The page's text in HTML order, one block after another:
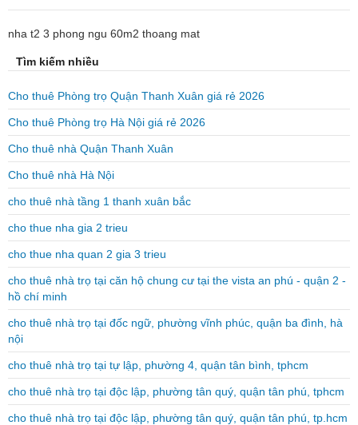
nha t2 3 phong ngu 60m2 thoang mat
Tìm kiếm nhiều
Cho thuê Phòng trọ Quận Thanh Xuân giá rẻ 2026
Cho thuê Phòng trọ Hà Nội giá rẻ 2026
Cho thuê nhà Quận Thanh Xuân
Cho thuê nhà Hà Nội
cho thuê nhà tầng 1 thanh xuân bắc
cho thue nha gia 2 trieu
cho thue nha quan 2 gia 3 trieu
cho thuê nhà trọ tại căn hộ chung cư tại the vista an phú - quận 2 -
hồ chí minh
cho thuê nhà trọ tại đốc ngữ, phường vĩnh phúc, quận ba đình, hà
nội
cho thuê nhà trọ tại tự lập, phường 4, quận tân bình, tphcm
cho thuê nhà trọ tại độc lập, phường tân quý, quận tân phú, tphcm
cho thuê nhà trọ tại độc lập, phường tân quý, quận tân phú, tp.hcm